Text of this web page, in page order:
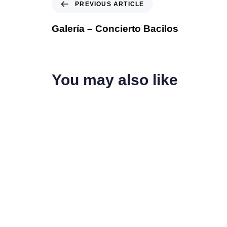
PREVIOUS ARTICLE
Galería – Concierto Bacilos
You may also like